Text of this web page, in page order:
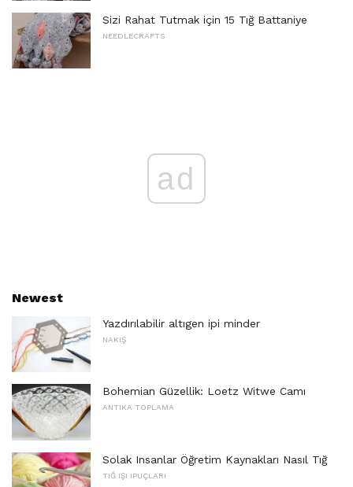
Sizi Rahat Tutmak için 15 Tığ Battaniye
NEEDLECRAFTS
ad
Newest
Yazdırılabilir altıgen ipi minder
NAKIŞ
Bohemian Güzellik: Loetz Witwe Camı
ANTIKA TOPLAMA
Solak Insanlar Öğretim Kaynakları Nasıl Tığ
TIĞ IŞI IPUÇLARI